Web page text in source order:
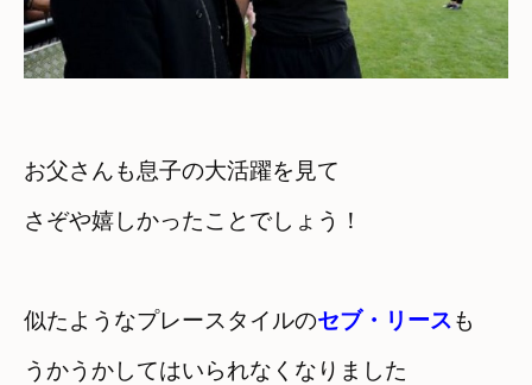
お父さんも息子の大活躍を見て
さぞや嬉しかったことでしょう！
似たようなプレースタイルのセブ・リースも
うかうかしてはいられなくなりました